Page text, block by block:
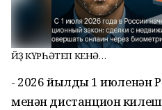
ЙӨҘ КҮРҺӘТЕП КЕНӘ…
- 2026 йылдың 1 июленән
менән дистанцион